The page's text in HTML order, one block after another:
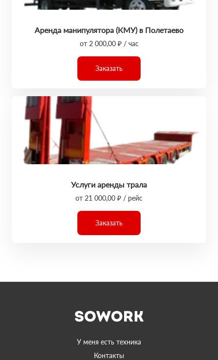
Аренда манипулятора (КМУ) в Полетаево
от 2 000,00 ₽ / час
Заказать
Услуги аренды трала
от 21 000,00 ₽ / рейс
Заказать
У меня есть техника
Контакты